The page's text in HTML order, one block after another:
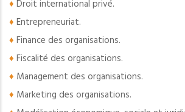
♦ Droit international privé.
♦ Entrepreneuriat.
♦ Finance des organisations.
♦ Fiscalité des organisations.
♦ Management des organisations.
♦ Marketing des organisations.